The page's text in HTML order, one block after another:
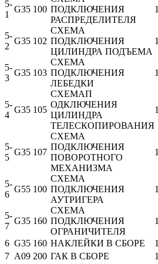
5-
1
G35 100 ПОДКЛЮЧЕНИЯ
РАСПРЕДЕЛИТЕЛЯ
1
5-
2
G35 102
СХЕМА
ПОДКЛЮЧЕНИЯ
ЦИЛИНДРА ПОДЪЕМА
1
5-
3
G35 103
СХЕМА
ПОДКЛЮЧЕНИЯ
ЛЕБЕДКИ
1
5-
4
G35 105
СХЕМАП
ОДКЛЮЧЕНИЯ
ЦИЛИНДРА
ТЕЛЕСКОПИРОВАНИЯ
1
5-
5
G35 107
СХЕМА
ПОДКЛЮЧЕНИЯ
ПОВОРОТНОГО
МЕХАНИЗМА
1
5-
6
G55 100
СХЕМА
ПОДКЛЮЧЕНИЯ
АУТРИГЕРА
1
5-
7
G35 160
СХЕМА
ПОДКЛЮЧЕНИЯ
ОГРАНИЧИТЕЛЯ
1
6 G35 160 НАКЛЕЙКИ В СБОРЕ
1
7 A09 200 ГАК В СБОРЕ 1